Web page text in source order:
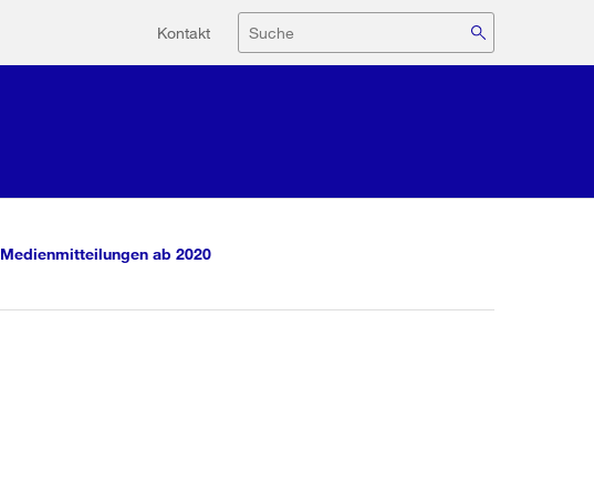
Hilfsnavigation
Kontakt Suche
Medienmitteilungen ab 2020